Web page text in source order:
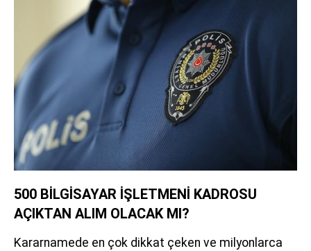
500 BİLGİSAYAR İŞLETMENİ KADROSU
AÇIKTAN ALIM OLACAK MI?
Kararnamede en çok dikkat çeken ve milyonlarca